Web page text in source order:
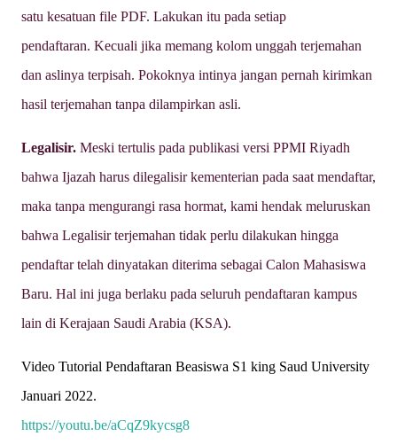
satu kesatuan file PDF. Lakukan itu pada setiap
pendaftaran. Kecuali jika memang kolom unggah terjemahan
dan aslinya terpisah. Pokoknya intinya jangan pernah kirimkan
hasil terjemahan tanpa dilampirkan asli.
Legalisir. Meski tertulis pada publikasi versi PPMI Riyadh
bahwa Ijazah harus dilegalisir kementerian pada saat mendaftar,
maka tanpa mengurangi rasa hormat, kami hendak meluruskan
bahwa Legalisir terjemahan tidak perlu dilakukan hingga
pendaftar telah dinyatakan diterima sebagai Calon Mahasiswa
Baru. Hal ini juga berlaku pada seluruh pendaftaran kampus
lain di Kerajaan Saudi Arabia (KSA).
Video Tutorial Pendaftaran Beasiswa S1 king Saud University
Januari 2022.
https://youtu.be/aCqZ9kycsg8